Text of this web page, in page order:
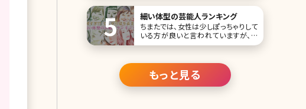
細い体型の芸能人ランキング
ちまたでは、女性は少しぽっちゃりして
いる方が良いと言われていますが、や
はり憧れてしまうのは細い体型!夏の水
りだって、冬のコートだって、着るだけ
でかっこよく決まり、選べるファッション
の種類も豊富です♪ 基本的に見られ
る職業である、モデル・女優・タレントな
もっと見る